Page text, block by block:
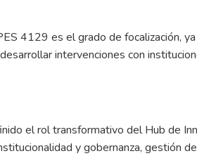
4129 es el grado de focalización,
intervenciones con
el rol transformativo del Hub de
y gobernanza, gestión